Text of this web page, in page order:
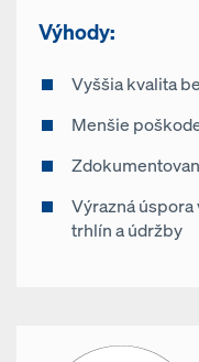
Výhody:
Vyššia kvalita
Menšie
Výrazná
trhlín a údržby